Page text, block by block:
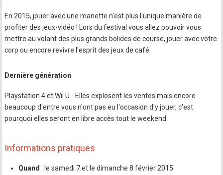
En 2015, jouer avec une manette n'est plus l'unique manière de
profiter des jeux-vidéo ! Lors du festival vous allez pouvoir vous
mettre au volant des plus grands bolides de course, jouer avec votre
corp ou encore revivre l'esprit des jeux de café.
Dernière génération
Playstation 4 et Wii U - Elles explosent les ventes mais encore
beaucoup d'entre vous n'ont pas eu l'occasion d'y jouer, c'est
pourquoi elles seront en libre accès tout le weekend.
Informations pratiques
Quand : le samedi 7 et le dimanche 8 février 2015.